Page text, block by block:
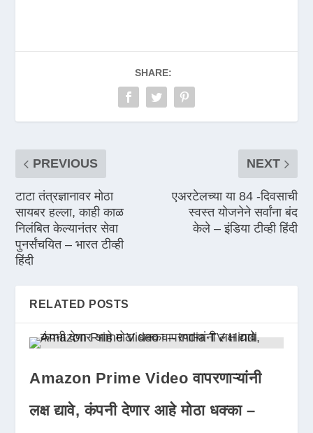
SHARE:
PREVIOUS
टाटा तंत्रज्ञानावर मोठा
सायबर हल्ला, काही काळ
निलंबित केल्यानंतर सेवा
पुनर्संचयित – भारत टीव्ही
हिंदी
NEXT
एअरटेलच्या या 84 -दिवसाची
स्वस्त योजनेने सर्वांना बंद
केले – इंडिया टीव्ही हिंदी
RELATED POSTS
Amazon Prime Video वापरणाऱ्यांनी
लक्ष द्यावे, कंपनी देणार आहे मोठा धक्का –